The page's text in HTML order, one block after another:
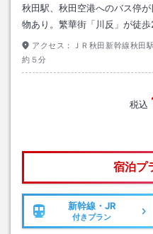
秋田駅、秋田空港へのバス停
物あり。繁華街「川反」が徒
アクセス：
ＪＲ秋田新幹線秋田
約５分
税込
宿泊プ
新幹線・JR
付きプラン